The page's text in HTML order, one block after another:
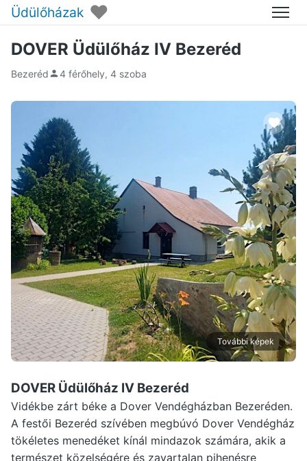
Üdülőházak ♥ Menü
DOVER Üdülőház IV Bezeréd
Bezeréd 4 férőhely, 4 szoba
További képek
DOVER Üdülőház IV Bezeréd
Vidékbe zárt béke a Dover Vendégházban Bezeréden.
A festői Bezeréd szívében megbúvó Dover Vendégház
tökéletes menedéket kínál mindazok számára, akik a
természet közelségére és zavartalan pihenésre